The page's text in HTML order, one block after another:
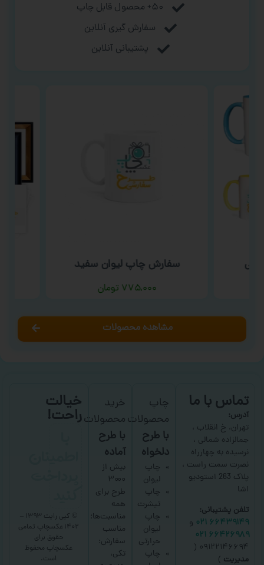
۵۰+ محصول قابل چاپ
سفارش گیری آنلاین
پشتیبانی آنلاین
سفارش چاپ لیوان سفید
۷۷۵,۰۰۰تومان
مشاهده محصولات
تماس با ما
آدرس:
تهران، خ انقلاب ،
جمالزاده شمالی ،
نرسیده به چهارراه
نصرت سمت راست ،
پلاک 263 استودیو
اشا
تلفن پشتیبانی:
۶۶۴۳۹۱۴۹ ۰۲۱
و
۶۶۴۲۶۹۸۹ ۰۲۱
۰۹۱۲۲۱۴۶۶۹۴ (
مدیریت )
چاپ
محصولات
با طرح
دلخواه
چاپ
لیوان
چاپ
تیشرت
چاپ
لیوان
حرارتی
چاپ
خرید
محصولات
با طرح
آماده
بیش از
۳۰۰۰
طرح برای
همه
مناسبت‌ها؛
مناسب
سفارش:
تکی،
خیالت
راحت!
۱۴۰۲ عکسچاپ
تمامی
حقوق برای
عکسچاپ محفوظ
است.